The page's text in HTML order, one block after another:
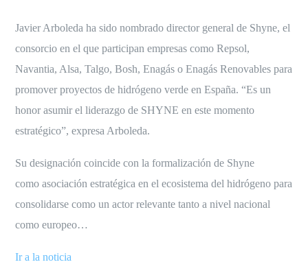
Javier Arboleda ha sido nombrado director general de Shyne, el
consorcio en el que participan empresas como Repsol,
Navantia, Alsa, Talgo, Bosh, Enagás o Enagás Renovables para
promover proyectos de hidrógeno verde en España. “Es un
honor asumir el liderazgo de SHYNE en este momento
estratégico”, expresa Arboleda.
Su designación coincide con la formalización de Shyne
como asociación estratégica en el ecosistema del hidrógeno para
consolidarse como un actor relevante tanto a nivel nacional
como europeo…
Ir a la noticia